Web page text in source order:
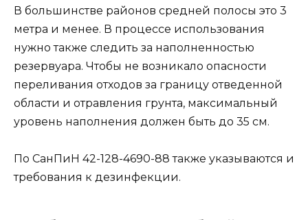
В большинстве районов средней полосы это 3
метра и менее. В процессе использования
нужно также следить за наполненностью
резервуара. Чтобы не возникало опасности
переливания отходов за границу отведенной
области и отравления грунта, максимальный
уровень наполнения должен быть до 35 см.
По СанПиН 42-128-4690-88 также указываются и
требования к дезинфекции.